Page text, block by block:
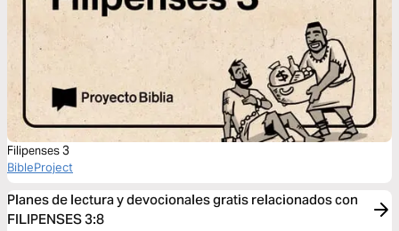
Filipenses 3
BibleProject
Planes de lectura y devocionales gratis relacionados con
FILIPENSES 3:8